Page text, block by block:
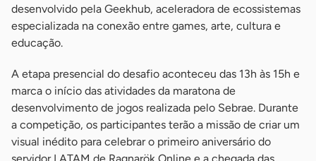
desenvolvido pela Geekhub, aceleradora de ecossistemas
especializada na conexão entre games, arte, cultura e
educação.
A etapa presencial do desafio aconteceu das 13h às 15h e
marca o início das atividades da maratona de
desenvolvimento de jogos realizada pelo Sebrae. Durante
a competição, os participantes terão a missão de criar um
visual inédito para celebrar o primeiro aniversário do